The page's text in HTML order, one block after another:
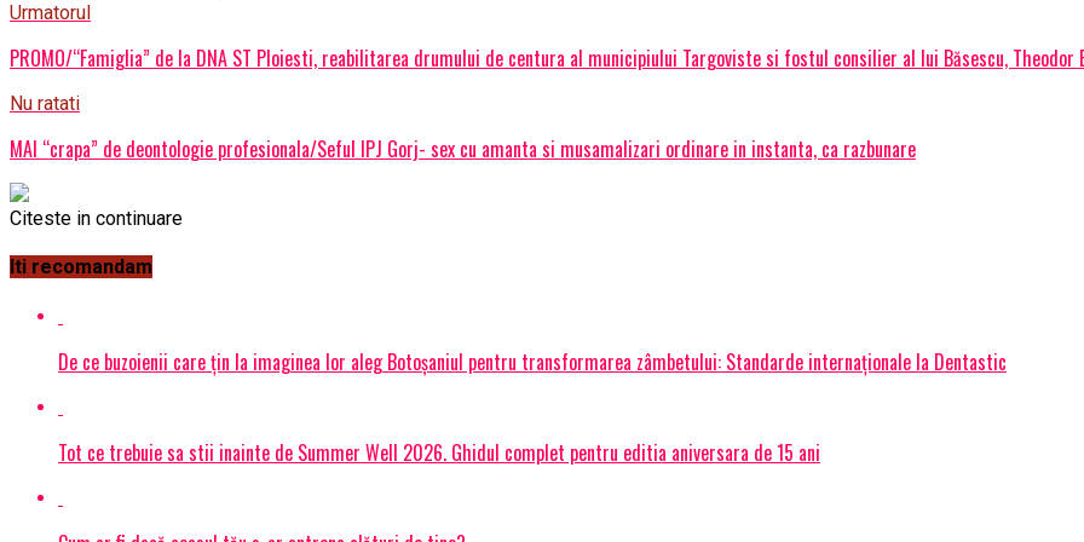
Urmatorul
PROMO/“Famiglia” de la DNA ST Ploiesti, reabilitarea drumului de centura al municipiului Targoviste si fostul consilier al lui Băsescu, Theodor
Nu ratati
MAI “crapa” de deontologie profesionala/Seful IPJ Gorj- sex cu amanta si musamalizari ordinare in instanta, ca razbunare
Citeste in continuare
Iti recomandam
De ce buzoienii care țin la imaginea lor aleg Botoșaniul pentru transformarea zâmbetului: Standarde internaționale la Dentastic
Tot ce trebuie sa stii inainte de Summer Well 2026. Ghidul complet pentru editia aniversara de 15 ani